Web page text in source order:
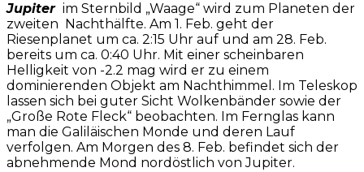
Jupiter im Sternbild „Waage“ wird zum Planeten der
zweiten Nachthälfte. Am 1. Feb. geht der
Riesenplanet um ca. 2:15 Uhr auf und am 28. Feb.
bereits um ca. 0:40 Uhr. Mit einer scheinbaren
Helligkeit von -2.2 mag wird er zu einem
dominierenden Objekt am Nachthimmel. Im Teleskop
lassen sich bei guter Sicht Wolkenbänder sowie der
„Große Rote Fleck“ beobachten. Im Fernglas kann
man die Galiläischen Monde und deren Lauf
verfolgen. Am Morgen des 8. Feb. befindet sich der
abnehmende Mond nordöstlich von Jupiter.